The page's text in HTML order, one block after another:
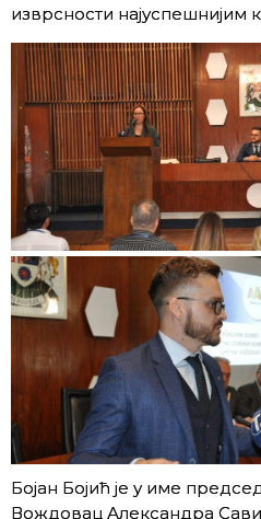
изврсности најуспешнијим
Бојан Бојић је у име
Вождовац Александра